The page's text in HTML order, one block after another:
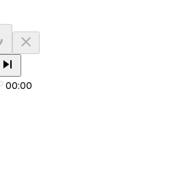
00:00